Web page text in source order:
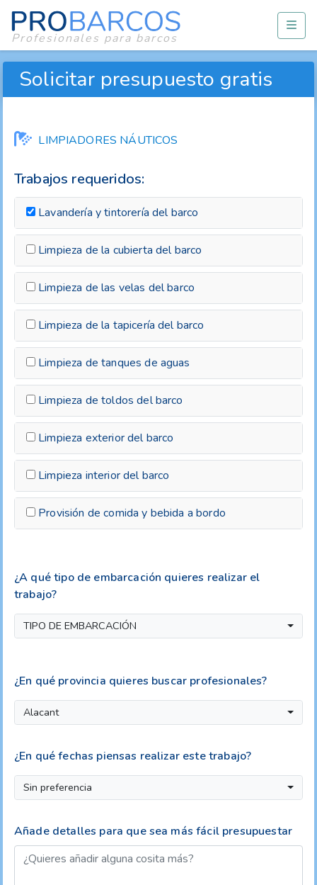
Profesionales para barcos
Solicitar presupuesto gratis
LIMPIADORES NÁUTICOS
Trabajos requeridos:
Lavandería y tintorería del barco
Limpieza de la cubierta del barco
Limpieza de las velas del barco
Limpieza de la tapicería del barco
Limpieza de tanques de aguas
Limpieza de toldos del barco
Limpieza exterior del barco
Limpieza interior del barco
Provisión de comida y bebida a bordo
¿A qué tipo de embarcación quieres realizar el
trabajo?
TIPO DE EMBARCACIÓN
¿En qué provincia quieres buscar profesionales?
Alacant
¿En qué fechas piensas realizar este trabajo?
Sin preferencia
Añade detalles para que sea más fácil presupuestar